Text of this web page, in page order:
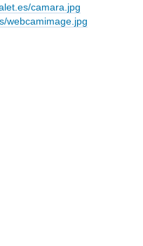
camara.jpg
webcamimage.jpg